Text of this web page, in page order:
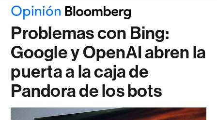
Problemas con Bing:
Google y OpenAI abren la
puerta a la caja de
Pandora de los bots